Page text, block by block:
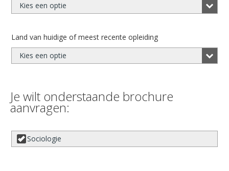
Kies een optie
Land van huidige of meest recente opleiding
Kies een optie
Je wilt onderstaande brochure
aanvragen:
Sociologie